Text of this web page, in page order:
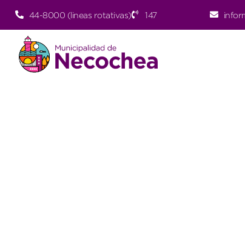
44-8000 (lineas rotativas) 147